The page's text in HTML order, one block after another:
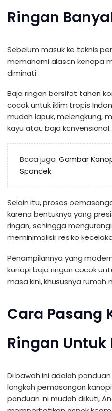
Ringan
Sebelum masuk ke teknis
memahami alasan kenapa
diminati:
Baja ringan bersifat tahan
cocok untuk iklim tropis
mudah lapuk, melengkung,
kayu atau baja konvensional.
Baca juga: Gambar
Spandek
Selain itu, proses
karena bentuknya yang
ringan, sehingga
meminimalisir resiko
Penampilannya yang
kanopi baja ringan cocok
masa kini, khususnya rumah
Cara Pasang
Ringan Untuk
Di bawah ini adalah
langkah pemasangan
panduan ini mudah diikuti,